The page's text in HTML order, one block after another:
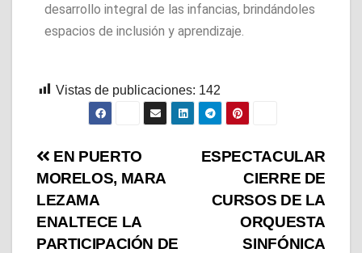
desarrollo integral de las infancias, brindándoles
espacios de inclusión y aprendizaje.
Vistas de publicaciones: 142
ESPECTACULAR
CIERRE DE
CURSOS DE LA
ORQUESTA
SINFÓNICA
EN PUERTO
MORELOS, MARA
LEZAMA
ENALTECE LA
PARTICIPACIÓN DE